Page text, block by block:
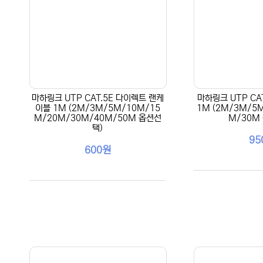
마하링크 UTP CAT.5E 다이렉트 랜케
이블 1M (2M/3M/5M/10M/15
M/20M/30M/40M/50M 옵션선
택)
600원
마하링크 UTP
1M (2M/3M/
M/30M